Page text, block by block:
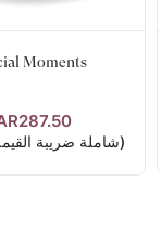
Moments
(شاملة ضريبة
عرض